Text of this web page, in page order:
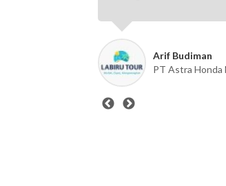
Nina
Angsamerah